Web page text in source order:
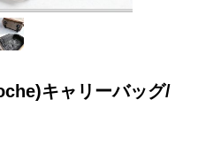
キャリーバッグ/